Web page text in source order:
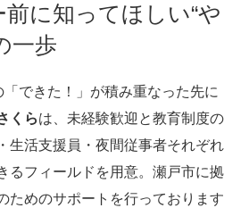
に知ってほしい“や
一歩
「できた！」が積み重なった先に
くらは、未経験歓迎と教育制度の
生活支援員・夜間従事者それぞれ
るフィールドを用意。瀬戸市に拠
ためのサポートを行っております